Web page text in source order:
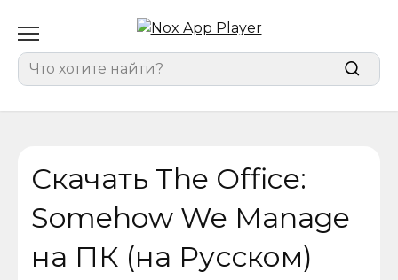
содержанию
for:
Скачать The Office:
Somehow We Manage
на ПК (на Русском)